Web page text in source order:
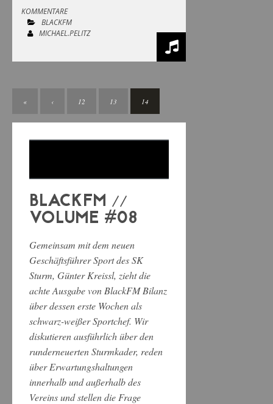
KOMMENTARE
BLACKFM
MICHAEL.PELITZ
« ‹ 12 13 14
BLACKFM //
VOLUME #08
Gemeinsam mit dem neuen
Geschäftsführer Sport des SK
Sturm, Günter Kreissl, zieht die
achte Ausgabe von BlackFM Bilanz
über dessen erste Wochen als
schwarz-weißer Sportchef. Wir
diskutieren ausführlich über den
runderneuerten Sturmkader, reden
über Erwartungshaltungen
innerhalb und außerhalb des
Vereins und stellen die Frage